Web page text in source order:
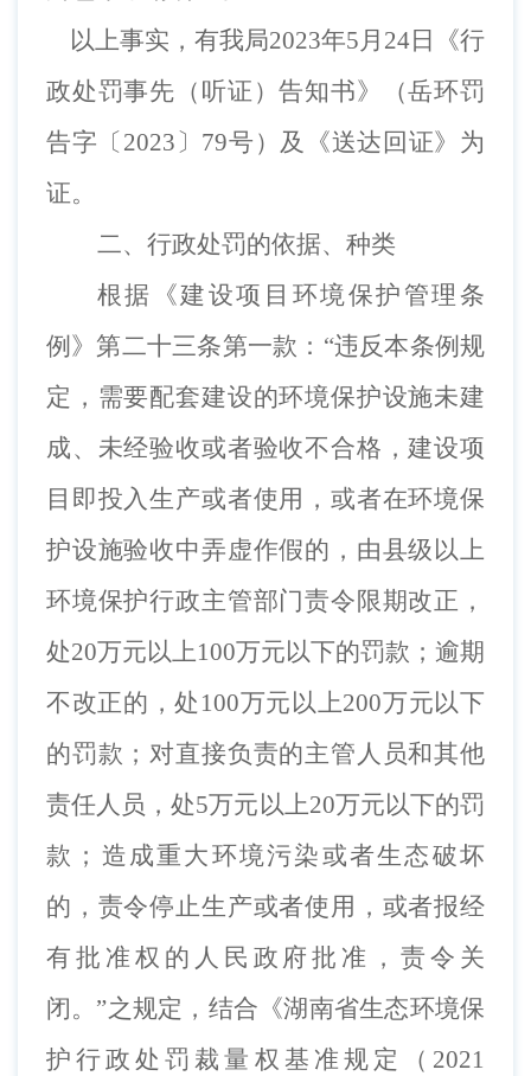
以上事实，有我局2023年5月 24日《行
政处罚事先（听证）告知书》（岳环罚
告字〔 2023 〕 79号）及《送达回证》为
证。
二、 行政处罚的依据、种类
根据《建设项目环境保护管理条
例》第二十三条第一款 ： “违反本条例规
定，需要配套建设的环境保护设施未建
成、未经验收或者验收不合格，建设项
目即投入生产或者使用，或者在环境保
护设施验收中弄虚作假的，由县级以上
环境保护行政主管部门责令限期改正，
处20万元以上100万元以下的罚款；逾期
不改正的，处100万元以上200万元以下
的罚款；对直接负责的主管人员和其他
责任人员，处5万元以上20万元以下的罚
款；造成重大环境污染或者生态破坏
的，责令停止生产或者使用，或者报经
有批准权的人民政府批准，责令关
闭。”之规定， 结合 《湖南省生态环境保
护行政处罚裁量权基准规定（ 2021